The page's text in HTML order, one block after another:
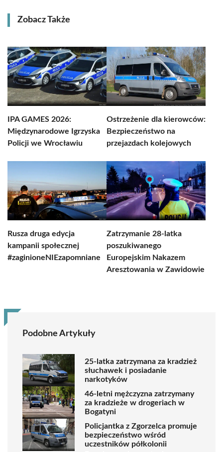
Zobacz Także
IPA GAMES 2026:
Międzynarodowe Igrzyska
Policji we Wrocławiu
Ostrzeżenie dla kierowców:
Bezpieczeństwo na
przejazdach kolejowych
Rusza druga edycja
kampanii społecznej
#zaginioneNIEzapomniane
Zatrzymanie 28-latka
poszukiwanego
Europejskim Nakazem
Aresztowania w Zawidowie
Podobne Artykuły
25-latka zatrzymana za kradzież
słuchawek i posiadanie
narkotyków
46-letni mężczyzna zatrzymany
za kradzieże w drogeriach w
Bogatyni
Policjantka z Zgorzelca promuje
bezpieczeństwo wśród
uczestników półkolonii